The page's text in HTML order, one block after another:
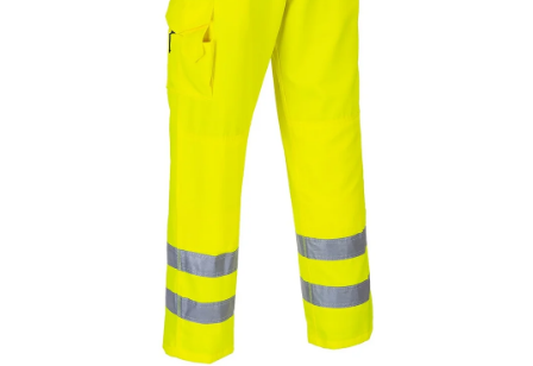
Chránená dielňa
Pre firmy
Doprava, platba a zľavy
Potlač lôg
Formulár na výmenu tovaru
Kto sme
Reklamačný poriadok
Formulár na vrátenie tovaru /odstúpenie od zmluvy
Obchodné podmienky
Zásady ochrany osobných údajov
Pravidlá a nastavenia cookies
Moja objednávka